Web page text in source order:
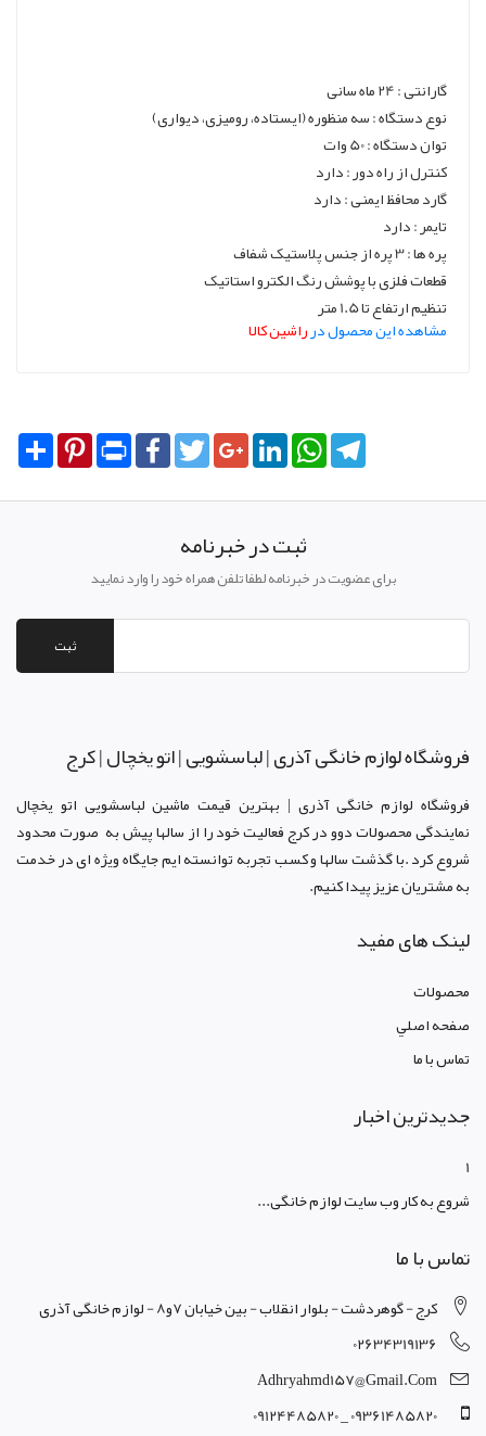
گارانتی : 24 ماه سانی
نوع دستگاه : سه منظوره (ایستاده، رومیزی، دیواری)
توان دستگاه : 50 وات
کنترل از راه دور : دارد
گارد محافظ ایمنی : دارد
تایمر : دارد
پره ها : 3 پره از جنس پلاستیک شفاف
قطعات فلزی با پوشش رنگ الکترو استاتیک
تنظیم ارتفاع تا 1.5 متر
مشاهده این محصول درراشین کالا
Share PinterestPrint FacebookTwitterGoogle+LinkedInWhatsApp
ثبت در خبرنامه
برای عضویت در خبرنامه لطفا تلفن همراه خود را وارد نمایید
ثبت
فروشگاه لوازم خانگی آذری | لباسشویی | اتو یخچال | کرج
فروشگاه لوازم خانگی آذری | بهترین قیمت ماشین لباسشویی اتو یخچال
نمایندگی محصولات دوو در کرجفعالیت خود را از سالها پیش به صورت محدود
شروع کرد .با گذشت سالها و کسب تجربه توانسته ایم جایگاه ویژه ای در خدمت
به مشتریان عزیز پیدا کنیم.
لینک های مفید
محصولات
صفحه اصلي
تماس با ما
جدیدترین اخبار
1
شروع به کار وب سایت لوازم خانگی...
تماس با ما
کرج - گوهردشت - بلوار انقلاب - بین خیابان 7و8 - لوازم خانگی آذری
02634319136
Adhryahmd157@gmail.com
09361485820 _ 09124485820